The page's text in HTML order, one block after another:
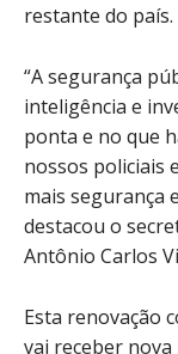
restante do país.
“A segurança
inteligência e
ponta e no que
nossos policiais
mais segurança
destacou o
Antônio Carlos
Esta renovação
vai receber